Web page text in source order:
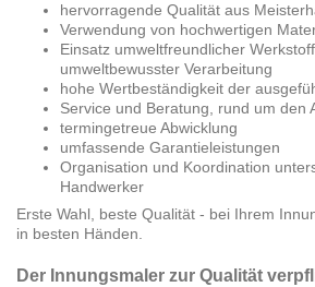
hervorragende Qualität aus
Verwendung von hochwertigen
Einsatz umweltfreundlicher
umweltbewusster Verarbeitung
hohe Wertbeständigkeit der
Service und Beratung, rund um den
termingetreue Abwicklung
umfassende Garantieleistungen
Organisation und Koordination
Handwerker
Erste Wahl, beste Qualität - bei Ihrem
in besten Händen.
Der Innungsmaler zur Qualität